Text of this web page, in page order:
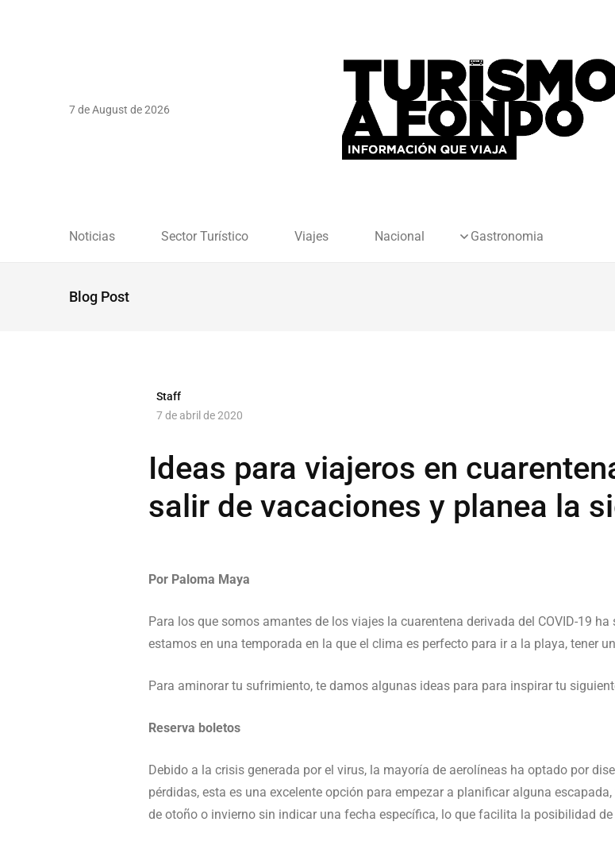
7 de August de 2026
Noticias Sector Turístico Viajes Nacional Gastronomia
Blog Post
Staff
7 de abril de 2020
Ideas para viajeros en
salir de vacaciones y planea la
Por Paloma Maya
Para los que somos amantes de los viajes la cuarentena derivada del COVID-19
estamos en una temporada en la que el clima es perfecto para ir a la playa, tener
Para aminorar tu sufrimiento, te damos algunas ideas para para inspirar tu
Reserva boletos
Debido a la crisis generada por el virus, la mayoría de aerolíneas ha optado por
pérdidas, esta es una excelente opción para empezar a planificar alguna
de otoño o invierno sin indicar una fecha específica, lo que facilita la posibilidad